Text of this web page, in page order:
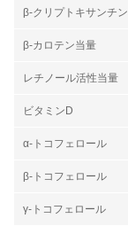
β-クリプトキサンチン
β-カロテン当量
レチノール活性当量
ビタミンD
α-トコフェロール
β-トコフェロール
γ-トコフェロール